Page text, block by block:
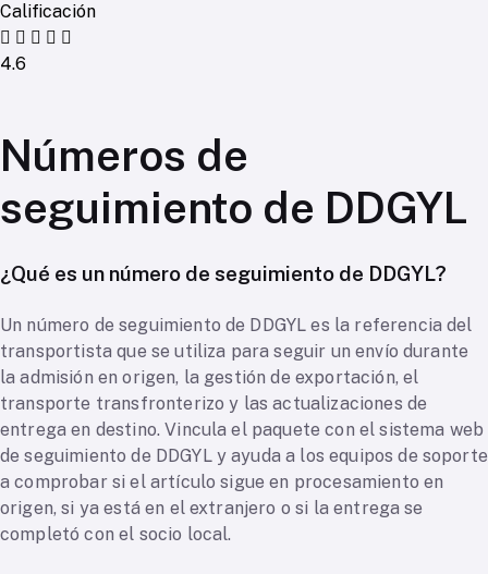
Calificación
4.6
Números de
seguimiento de DDGYL
¿Qué es un número de seguimiento de DDGYL?
Un número de seguimiento de DDGYL es la referencia del
transportista que se utiliza para seguir un envío durante
la admisión en origen, la gestión de exportación, el
transporte transfronterizo y las actualizaciones de
entrega en destino. Vincula el paquete con el sistema web
de seguimiento de DDGYL y ayuda a los equipos de soporte
a comprobar si el artículo sigue en procesamiento en
origen, si ya está en el extranjero o si la entrega se
completó con el socio local.